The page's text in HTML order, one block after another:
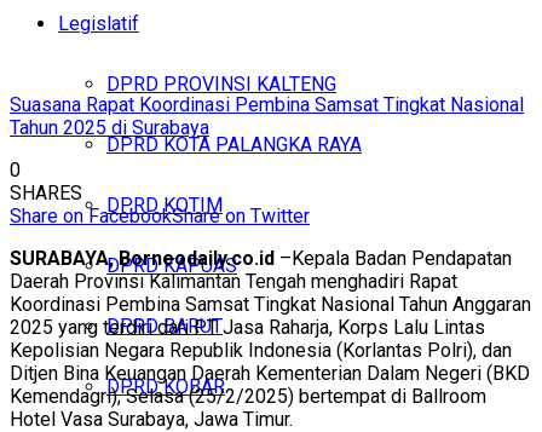
Legislatif
DPRD PROVINSI KALTENG
DPRD KOTA PALANGKA RAYA
DPRD KOTIM
DPRD KAPUAS
DPRD BARUT
DPRD KOBAR
Suasana Rapat Koordinasi Pembina Samsat Tingkat Nasional
Tahun 2025 di Surabaya
0
SHARES
Share on FacebookShare on Twitter
SURABAYA, Borneodaily.co.id –Kepala Badan Pendapatan
Daerah Provinsi Kalimantan Tengah menghadiri Rapat
Koordinasi Pembina Samsat Tingkat Nasional Tahun Anggaran
2025 yang terdiri dari PT Jasa Raharja, Korps Lalu Lintas
Kepolisian Negara Republik Indonesia (Korlantas Polri), dan
Ditjen Bina Keuangan Daerah Kementerian Dalam Negeri (BKD
Kemendagri), Selasa (25/2/2025) bertempat di Ballroom
Hotel Vasa Surabaya, Jawa Timur.